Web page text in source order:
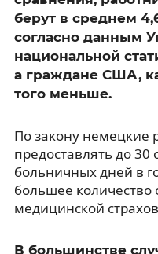
берут в среднем
согласно данным
национальной
а граждане США,
того меньше.
По закону немецкие
предоставлять до
больничных дней в
большее количество
медицинской
В большинстве